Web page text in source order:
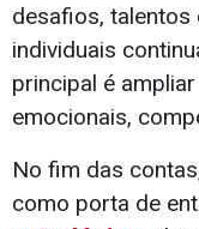
desafios, talentos
individuais
principal é
emocionais,
No fim das
como porta de